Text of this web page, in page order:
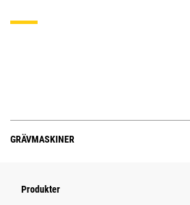
GRÄVMASKINER
Produkter